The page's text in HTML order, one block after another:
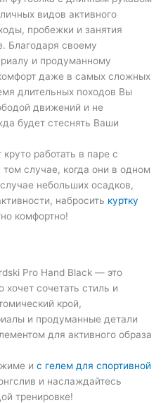
видов активного
пробежки и занятия
Благодаря своему
и продуманному
даже в самых сложных
длительных походов Вы
движений и не
будет стеснять Ваши
работать в паре с
случае, когда они в одном
небольших осадков,
набросить куртку
комфортно!
Pro Hand Black — это
хочет сочетать стиль и
крой,
и продуманные детали
для активного образа
ис гелем для спортивной
и наслаждайтесь
тренировке!